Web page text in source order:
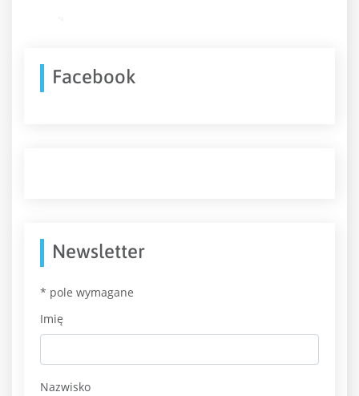
Facebook
Newsletter
* pole wymagane
Imię
Nazwisko